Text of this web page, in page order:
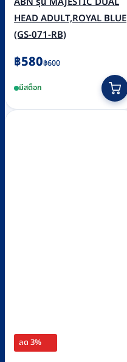
HEAD ADULT,ROYAL BLUE
(GS-071-RB)
฿600
Original
was:
฿600.
฿580
Current
is:
฿580.
มีสต็อก
ลด 3%